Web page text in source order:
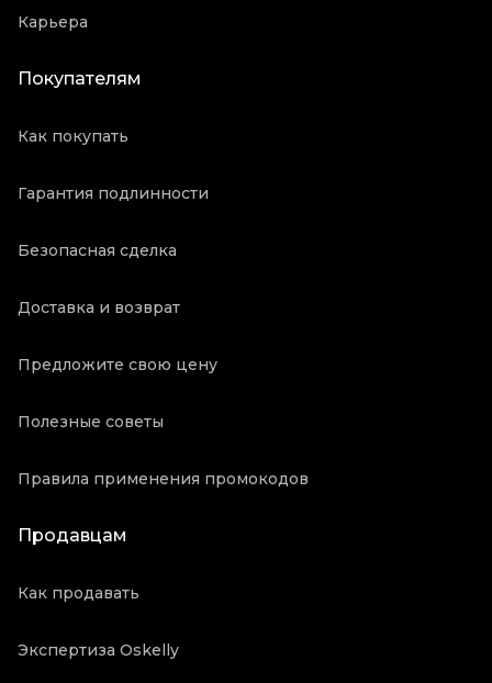
Карьера
Покупателям
Как покупать
Гарантия подлинности
Безопасная сделка
Доставка и возврат
Предложите свою цену
Полезные советы
Правила применения промокодов
Продавцам
Как продавать
Экспертиза Oskelly